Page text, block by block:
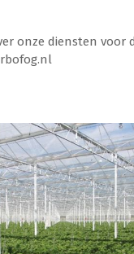
onze diensten voor